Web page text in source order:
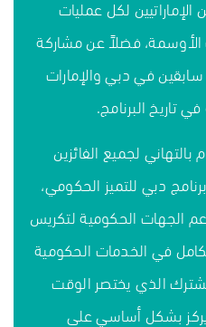
لكل عمليات
الأوسمة، فضلاً عن مشاركة
في دبي والإمارات
تاريخ البرنامج.
لجميع الفائزين
دبي للتميز الحكومي،
الجهات الحكومية لتكريس
في الخدمات الحكومية
الذي يختصر الوقت
ويركز بشكل أساسي على